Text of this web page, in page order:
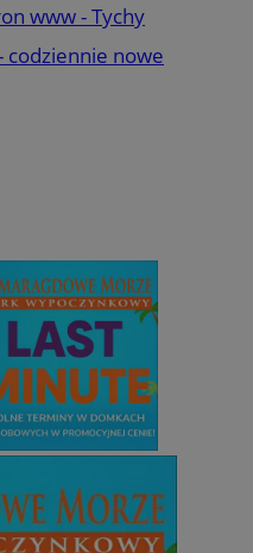
www - Tychy
codziennie nowe